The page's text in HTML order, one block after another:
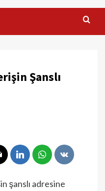
Şanslı
şanslı adresine